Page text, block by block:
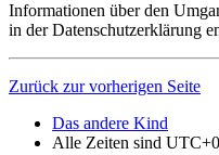
Informationen über den
in der Datenschutzerklärung
Zurück zur vorherigen Seite
Das andere Kind
Alle Zeiten sind